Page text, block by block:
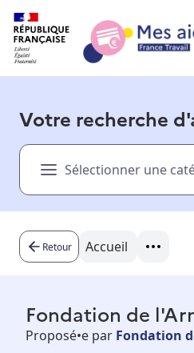
Présentation vidéo
Besoin d'aide ?
Votre recherche
Sélectionner une
Retour Accueil
Fondation de
Proposé•e par Fondation